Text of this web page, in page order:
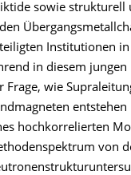
sowie strukturell
Institutionen
in diesem jungen
Frage, wie
hochkorrelierten
von